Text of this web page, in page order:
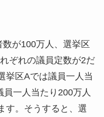
が100万人、選挙区
ぞれの議員定数が2だ
挙区Aでは議員一人当
一人当たり200万人
す。そうすると、選